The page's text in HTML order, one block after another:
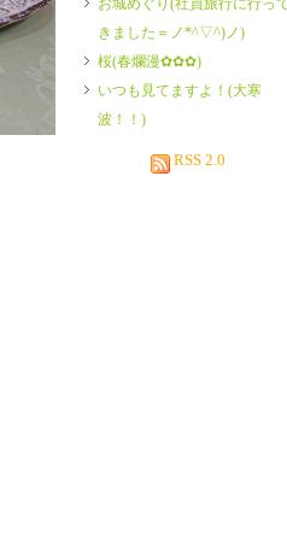
お城めぐり(社員旅行に行って
きました＝ノ*^▽^)ノ)
桜(春爛漫✿✿✿)
いつも見てますよ！(大寒
波！！)
RSS 2.0